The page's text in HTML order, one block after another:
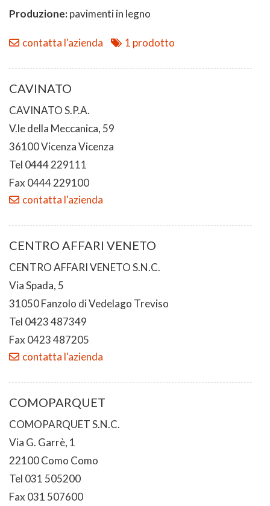
Produzione:pavimenti in legno
contatta l'azienda 1 prodotto
CAVINATO
CAVINATO S.P.A.
V.le della Meccanica, 59
36100 Vicenza Vicenza
Tel 0444 229111
Fax 0444 229100
contatta l'azienda
CENTRO AFFARI VENETO
CENTRO AFFARI VENETO S.N.C.
Via Spada, 5
31050 Fanzolo di Vedelago Treviso
Tel 0423 487349
Fax 0423 487205
contatta l'azienda
COMOPARQUET
COMOPARQUET S.N.C.
Via G. Garrè, 1
22100 Como Como
Tel 031 505200
Fax 031 507600